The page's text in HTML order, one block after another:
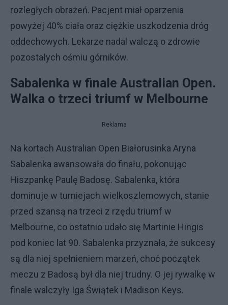
rozległych obrażeń. Pacjent miał oparzenia
powyżej 40% ciała oraz ciężkie uszkodzenia dróg
oddechowych. Lekarze nadal walczą o zdrowie
pozostałych ośmiu górników.
Sabalenka w finale Australian Open.
Walka o trzeci triumf w Melbourne
Reklama
Na kortach Australian Open Białorusinka Aryna
Sabalenka awansowała do finału, pokonując
Hiszpankę Paulę Badosę. Sabalenka, która
dominuje w turniejach wielkoszlemowych, stanie
przed szansą na trzeci z rzędu triumf w
Melbourne, co ostatnio udało się Martinie Hingis
pod koniec lat 90. Sabalenka przyznała, że sukcesy
są dla niej spełnieniem marzeń, choć początek
meczu z Badosą był dla niej trudny. O jej rywalkę w
finale walczyły Iga Świątek i Madison Keys.